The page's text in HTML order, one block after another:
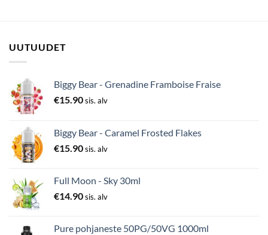
UUTUUDET
Biggy Bear - Grenadine Framboise Fraise
€15.90sis. alv
Biggy Bear - Caramel Frosted Flakes
€15.90sis. alv
Full Moon - Sky 30ml
€14.90sis. alv
Pure pohjaneste 50PG/50VG 1000ml